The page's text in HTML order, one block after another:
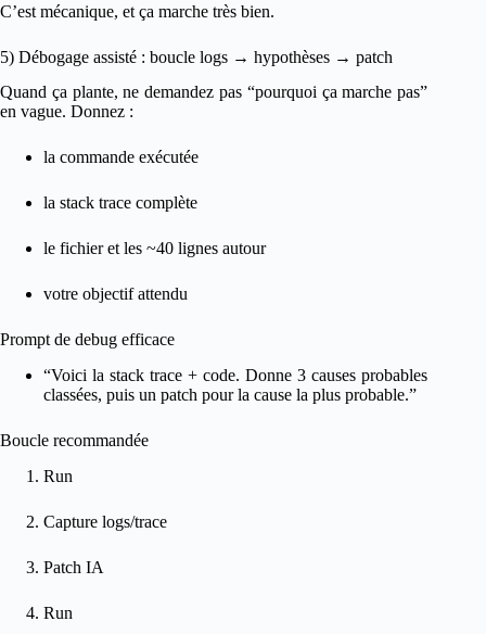
C’est mécanique, et ça marche très bien.
5) Débogage assisté : boucle logs → hypothèses → patch
Quand ça plante, ne demandez pas “pourquoi ça marche pas”
en vague. Donnez :
la commande exécutée
la stack trace complète
le fichier et les ~40 lignes autour
votre objectif attendu
Prompt de debug efficace
“Voici la stack trace + code. Donne 3 causes probables
classées, puis un patch pour la cause la plus probable.”
Boucle recommandée
Run
Capture logs/trace
Patch IA
Run